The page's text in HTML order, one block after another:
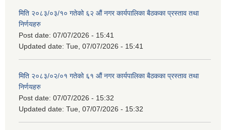
मिति २०८३/०३/१० गतेको ६२ औं नगर कार्यपालिका बैठकका प्रस्ताव तथा
निर्णयहरु
Post date: 07/07/2026 - 15:41
Updated date: Tue, 07/07/2026 - 15:41
मिति २०८३/०२/०१ गतेको ६१ औं नगर कार्यपालिका बैठकका प्रस्ताव तथा
निर्णयहरु
Post date: 07/07/2026 - 15:32
Updated date: Tue, 07/07/2026 - 15:32